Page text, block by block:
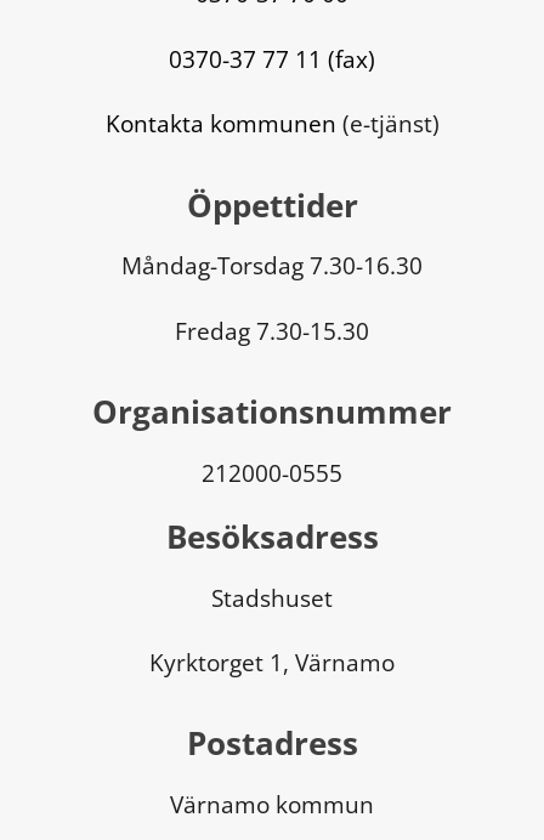
0370-37 77 11 (fax)
Kontakta kommunen (e-tjänst)
Öppettider
Måndag-Torsdag 7.30-16.30
Fredag 7.30-15.30
Organisationsnummer
212000-0555
Besöksadress
Stadshuset
Kyrktorget 1, Värnamo
Postadress
Värnamo kommun